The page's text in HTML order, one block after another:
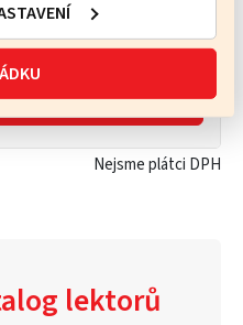
Pre-
Nejsme plátci DPH
lektorů